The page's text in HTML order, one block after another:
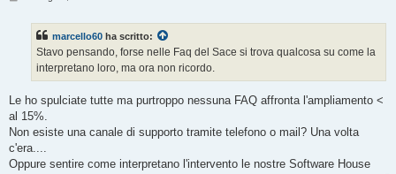
marcello60 ha scritto:
Stavo pensando, forse nelle Faq del Sace si trova qualcosa su come la
interpretano loro, ma ora non ricordo.
Le ho spulciate tutte ma purtroppo nessuna FAQ affronta l'ampliamento <
al 15%.
Non esiste una canale di supporto tramite telefono o mail? Una volta
c'era....
Oppure sentire come interpretano l'intervento le nostre Software House